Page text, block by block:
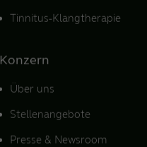
Tinnitus-Klangtherapie
Konzern
Über uns
Stellenangebote
Presse & Newsroom